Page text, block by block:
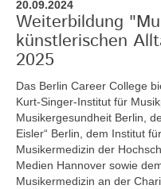
20.09.2024
Weiterbildung
künstlerischen
2025
Das Berlin Career College
Kurt-Singer-Institut für
Musikergesundheit Berlin,
Eisler“ Berlin, dem Institut
Musikermedizin der
Medien Hannover sowie
Musikermedizin an der